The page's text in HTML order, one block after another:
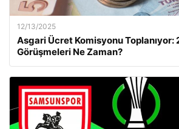
12/13/2025
Asgari Ücret Komisyonu Toplanıyor:
Görüşmeleri Ne Zaman?